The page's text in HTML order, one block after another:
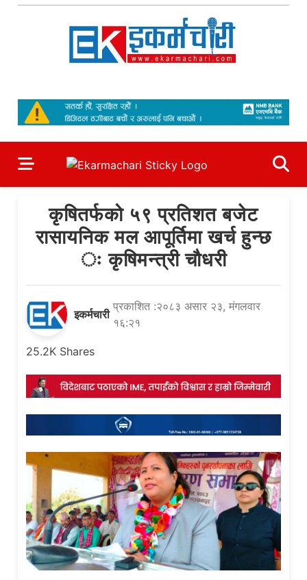
Skip
कृषितर्फको ५९ प्रतिशत बजेट
रासायनिक मल आपूर्तिमा खर्च हुन्छ
ः कृषिमन्त्री चौधरी
इकर्मचारी
प्रकाशित :२०८३ असार २३, मंगलवार
१६:२१
25.2K Shares